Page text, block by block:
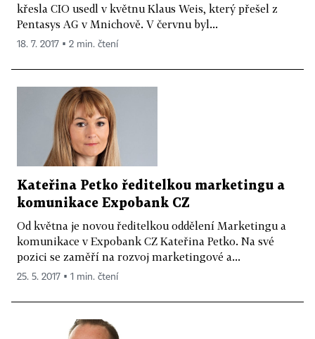
křesla CIO usedl v květnu Klaus Weis, který přešel z
Pentasys AG v Mnichově. V červnu byl...
18. 7. 2017 ▪ 2 min. čtení
Kateřina Petko ředitelkou marketingu a
komunikace Expobank CZ
Od května je novou ředitelkou oddělení Marketingu a
komunikace v Expobank CZ Kateřina Petko. Na své
pozici se zaměří na rozvoj marketingové a...
25. 5. 2017 ▪ 1 min. čtení